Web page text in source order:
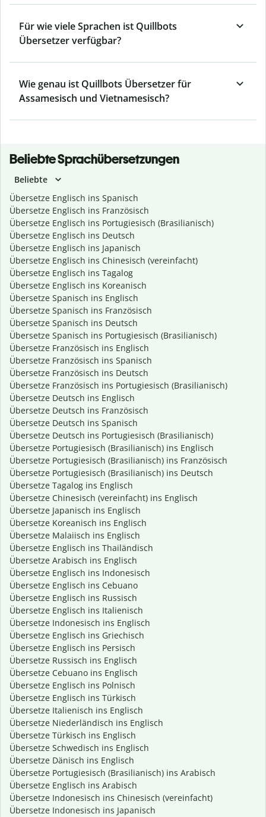
Für wie viele Sprachen ist Quillbots
Übersetzer verfügbar?
Wie genau ist Quillbots Übersetzer für
Assamesisch und Vietnamesisch?
Beliebte Sprachübersetzungen
Beliebte
Übersetze Englisch ins Spanisch
Übersetze Englisch ins Französisch
Übersetze Englisch ins Portugiesisch (Brasilianisch)
Übersetze Englisch ins Deutsch
Übersetze Englisch ins Japanisch
Übersetze Englisch ins Chinesisch (vereinfacht)
Übersetze Englisch ins Tagalog
Übersetze Englisch ins Koreanisch
Übersetze Spanisch ins Englisch
Übersetze Spanisch ins Französisch
Übersetze Spanisch ins Deutsch
Übersetze Spanisch ins Portugiesisch (Brasilianisch)
Übersetze Französisch ins Englisch
Übersetze Französisch ins Spanisch
Übersetze Französisch ins Deutsch
Übersetze Französisch ins Portugiesisch (Brasilianisch)
Übersetze Deutsch ins Englisch
Übersetze Deutsch ins Französisch
Übersetze Deutsch ins Spanisch
Übersetze Deutsch ins Portugiesisch (Brasilianisch)
Übersetze Portugiesisch (Brasilianisch) ins Englisch
Übersetze Portugiesisch (Brasilianisch) ins Französisch
Übersetze Portugiesisch (Brasilianisch) ins Deutsch
Übersetze Tagalog ins Englisch
Übersetze Chinesisch (vereinfacht) ins Englisch
Übersetze Japanisch ins Englisch
Übersetze Koreanisch ins Englisch
Übersetze Malaiisch ins Englisch
Übersetze Englisch ins Thailändisch
Übersetze Arabisch ins Englisch
Übersetze Englisch ins Indonesisch
Übersetze Englisch ins Cebuano
Übersetze Englisch ins Russisch
Übersetze Englisch ins Italienisch
Übersetze Indonesisch ins Englisch
Übersetze Englisch ins Griechisch
Übersetze Englisch ins Persisch
Übersetze Russisch ins Englisch
Übersetze Cebuano ins Englisch
Übersetze Englisch ins Polnisch
Übersetze Englisch ins Türkisch
Übersetze Italienisch ins Englisch
Übersetze Niederländisch ins Englisch
Übersetze Türkisch ins Englisch
Übersetze Schwedisch ins Englisch
Übersetze Dänisch ins Englisch
Übersetze Portugiesisch (Brasilianisch) ins Arabisch
Übersetze Englisch ins Arabisch
Übersetze Indonesisch ins Chinesisch (vereinfacht)
Übersetze Indonesisch ins Japanisch